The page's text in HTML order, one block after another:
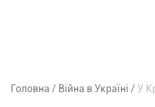
Головна Війна в Україні